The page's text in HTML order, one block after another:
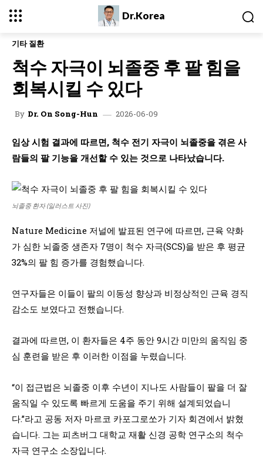
Dr.Korea
기타 질환
척수 자극이 뇌졸중 후 팔 힘을
회복시킬 수 있다
By Dr. On Song-Hun 2026-06-09
임상 시험 결과에 따르면, 척수 전기 자극이 뇌졸중을 겪은 사
람들의 팔 기능을 개선할 수 있는 것으로 나타났습니다.
뇌졸중 환자 (일러스트 사진)
Nature Medicine 저널에 발표된 연구에 따르면, 근육 약화
가 심한 뇌졸중 생존자 7명이 척수 자극(SCS)을 받은 후 평균
32%의 팔 힘 증가를 경험했습니다.
연구자들은 이들이 팔의 이동성 향상과 비정상적인 근육 경직
감소도 보였다고 전했습니다.
결과에 따르면, 이 환자들은 4주 동안 9시간 미만의 움직임 중
심 훈련을 받은 후 이러한 이점을 누렸습니다.
“이 접근법은 뇌졸중 이후 수년이 지나도 사람들이 팔을 더 잘
움직일 수 있도록 빠르게 도움을 주기 위해 설계되었습니
다.”라고 공동 저자 마르코 카포그로쏘가 기자 회견에서 밝혔
습니다. 그는 피츠버그 대학교 재활 신경 공학 연구소의 척수
자극 연구소 소장입니다.